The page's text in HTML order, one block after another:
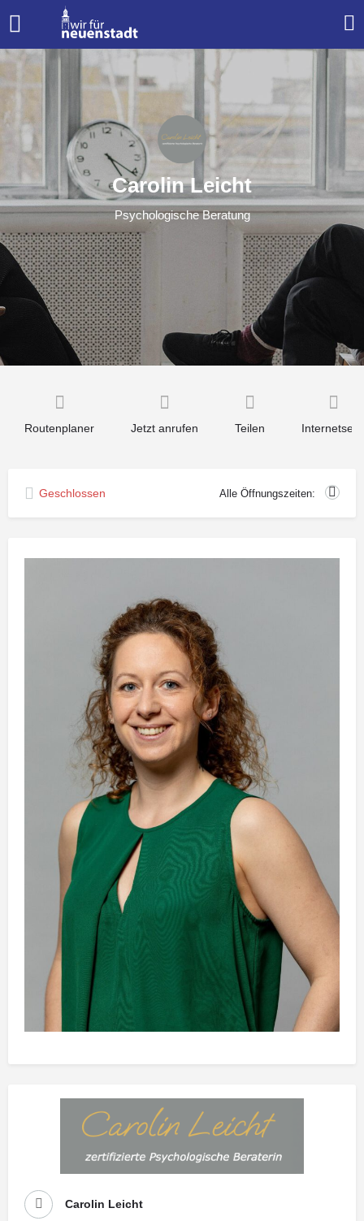
Carolin Leicht
Psychologische Beratung
Routenplaner Jetzt anrufen Teilen
Geschlossen Alle Öffnungszeiten:
Carolin Leicht